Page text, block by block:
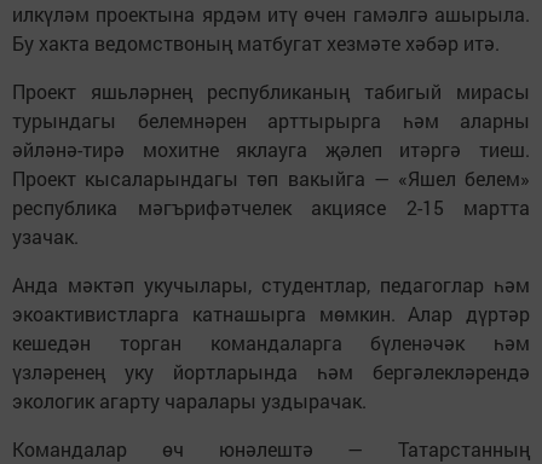
илкүләм проектына ярдәм итү өчен гамәлгә ашырыла.
Бу хакта ведомствоның матбугат хезмәте хәбәр итә.
Проект яшьләрнең республиканың табигый мирасы
турындагы белемнәрен арттырырга һәм аларны
әйләнә-тирә мохитне яклауга җәлеп итәргә тиеш.
Проект кысаларындагы төп вакыйга — «Яшел белем»
республика мәгърифәтчелек акциясе 2-15 мартта
узачак.
Анда мәктәп укучылары, студентлар, педагоглар һәм
экоактивистларга катнашырга мөмкин. Алар дүртәр
кешедән торган командаларга бүленәчәк һәм
үзләренең уку йортларында һәм бергәлекләрендә
экологик агарту чаралары уздырачак.
Командалар өч юнәлештә — Татарстанның